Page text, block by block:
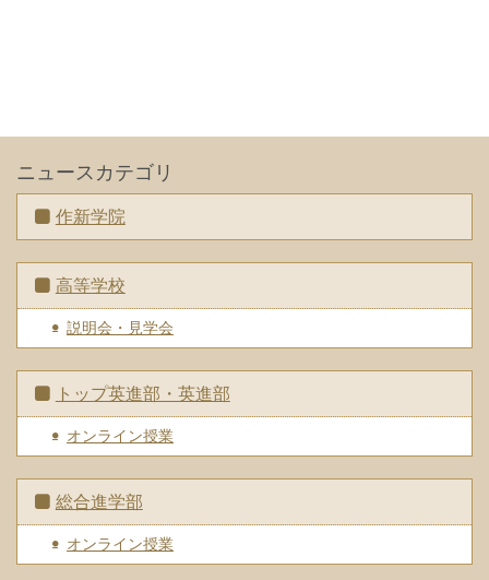
ニュースカテゴリ
作新学院
高等学校
説明会・見学会
トップ英進部・英進部
オンライン授業
総合進学部
オンライン授業